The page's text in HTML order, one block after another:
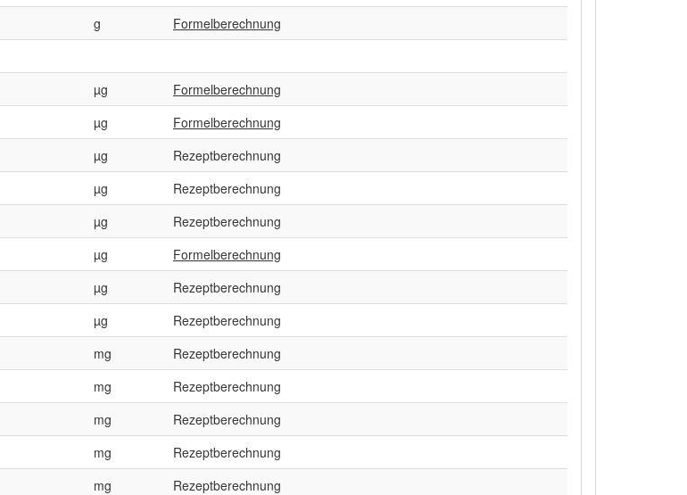
g
Formelberechnung
µg
Formelberechnung
µg
Formelberechnung
µg
Rezeptberechnung
µg
Rezeptberechnung
µg
Rezeptberechnung
µg
Formelberechnung
µg
Rezeptberechnung
µg
Rezeptberechnung
mg
Rezeptberechnung
mg
Rezeptberechnung
mg
Rezeptberechnung
mg
Rezeptberechnung
mg
Rezeptberechnung